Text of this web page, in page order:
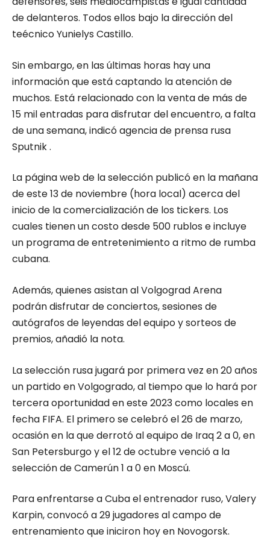
de delanteros. Todos ellos bajo la dirección del
teécnico Yunielys Castillo.
Sin embargo, en las últimas horas hay una
información que está captando la atención de
muchos. Está relacionado con la venta de más de
15 mil entradas para disfrutar del encuentro, a falta
de una semana, indicó agencia de prensa rusa
Sputnik .
La página web de la selección publicó en la mañana
de este 13 de noviembre (hora local) acerca del
inicio de la comercialización de los tickers. Los
cuales tienen un costo desde 500 rublos e incluye
un programa de entretenimiento a ritmo de rumba
cubana.
Además, quienes asistan al Volgograd Arena
podrán disfrutar de conciertos, sesiones de
autógrafos de leyendas del equipo y sorteos de
premios, añadió la nota.
La selección rusa jugará por primera vez en 20 años
un partido en Volgogrado, al tiempo que lo hará por
tercera oportunidad en este 2023 como locales en
fecha FIFA. El primero se celebró el 26 de marzo,
ocasión en la que derrotó al equipo de Iraq 2 a 0, en
San Petersburgo y el 12 de octubre venció a la
selección de Camerún 1 a 0 en Moscú.
Para enfrentarse a Cuba el entrenador ruso, Valery
Karpin, convocó a 29 jugadores al campo de
entrenamiento que iniciron hoy en Novogorsk.